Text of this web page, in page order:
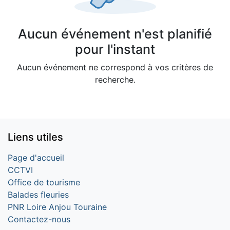
Aucun événement n'est planifié
pour l'instant
Aucun événement ne correspond à vos critères de
recherche.
Liens utiles
Page d'accueil
CCTVI
Office de tourisme
Balades fleuries
PNR Loire Anjou Touraine
Contactez-nous